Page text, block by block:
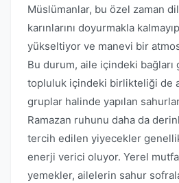
Müslümanlar, bu özel zaman
karınlarını doyurmakla
yükseltiyor ve manevi bir
Bu durum, aile içindeki
topluluk içindeki birlikteliği de
gruplar halinde yapılan
Ramazan ruhunu daha da
tercih edilen yiyecekler
enerji verici oluyor. Yerel
yemekler, ailelerin sahur